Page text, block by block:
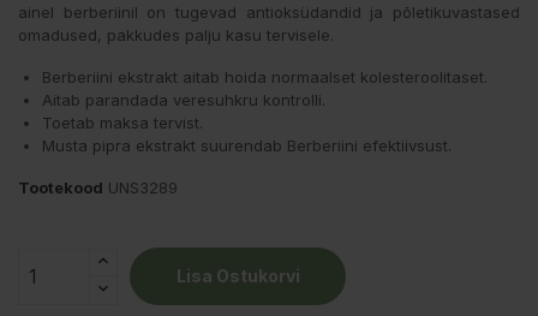
ainel berberiinil on tugevad antioksüdandid ja põletikuvastased
omadused, pakkudes palju kasu tervisele.
Berberiini ekstrakt aitab hoida normaalset kolesteroolitaset.
Aitab parandada veresuhkru kontrolli.
Toetab maksa tervist.
Musta pipra ekstrakt suurendab Berberiini efektiivsust.
Tootekood UNS3289
Lisa Ostukorvi